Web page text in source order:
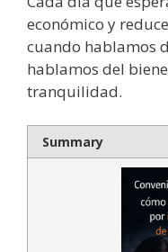
económico y
cuando hablamos
hablamos del
tranquilidad.
Summary